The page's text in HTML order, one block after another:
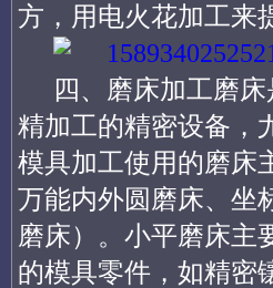
方，用电火花加工来
四、磨床加工磨
精加工的精密设备，
模具加工使用的磨床
万能内外圆磨床、坐
磨床）。小平磨床主
的模具零件，如精密